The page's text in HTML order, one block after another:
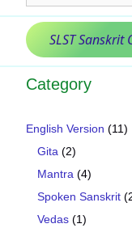
SLST Sanskrit
Category
English Version (11)
Gita (2)
Mantra (4)
Spoken Sanskrit
Vedas (1)